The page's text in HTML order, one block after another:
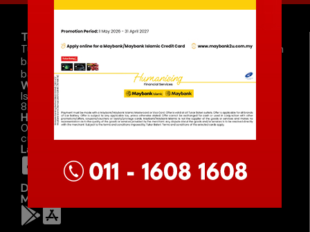
TukarBateri Sdn Bhd (1403907-M)
TukarBateri adalah penyedia perkhidmatan penggantian
bateri kereta. TukarBateri menyediakan pemasangan
bateri yang cekap dan pantas di Malaysia.
Waktu Operasi
Isnin – Ahad (Setiap Hari)
8:30am – 5:00pm
Hubungi
011-1608 1608
customersupport@tukarbateri.com.my
Laman Media Sosial
Dasar Privasi
Muat Turun Aplikasi Di Sini